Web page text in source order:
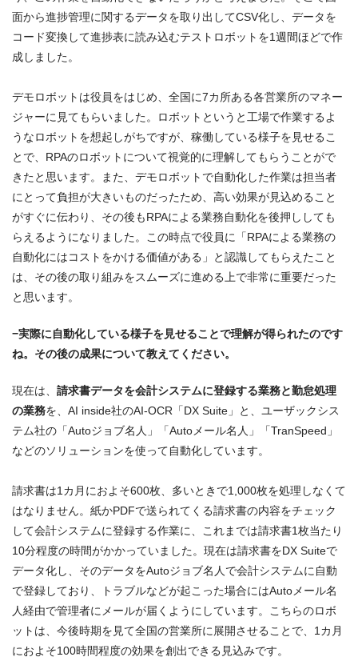
面から進捗管理に関するデータを取り出してCSV化し、データを
コード変換して進捗表に読み込むテストロボットを1週間ほどで作
成しました。
デモロボットは役員をはじめ、全国に7カ所ある各営業所のマネー
ジャーに見てもらいました。ロボットというと工場で作業するよ
うなロボットを想起しがちですが、稼働している様子を見せるこ
とで、RPAのロボットについて視覚的に理解してもらうことがで
きたと思います。また、デモロボットで自動化した作業は担当者
にとって負担が大きいものだったため、高い効果が見込めること
がすぐに伝わり、その後もRPAによる業務自動化を後押ししても
らえるようになりました。この時点で役員に「RPAによる業務の
自動化にはコストをかける価値がある」と認識してもらえたこと
は、その後の取り組みをスムーズに進める上で非常に重要だった
と思います。
−実際に自動化している様子を見せることで理解が得られたのです
ね。その後の成果について教えてください。
現在は、 請求書データを会計システムに登録する業務と勤怠処理
の業務を、AI inside社のAI-OCR「DX Suite」と、ユーザックシス
テム社の「Autoジョブ名人」「Autoメール名人」「TranSpeed」
などのソリューションを使って自動化しています。
請求書は1カ月におよそ600枚、多いときで1,000枚を処理しなくて
はなりません。紙かPDFで送られてくる請求書の内容をチェック
して会計システムに登録する作業に、これまでは請求書1枚当たり
10分程度の時間がかかっていました。現在は請求書をDX Suiteで
データ化し、そのデータをAutoジョブ名人で会計システムに自動
で登録しており、トラブルなどが起こった場合にはAutoメール名
人経由で管理者にメールが届くようにしています。こちらのロボ
ットは、今後時期を見て全国の営業所に展開させることで、1カ月
におよそ100時間程度の効果を創出できる見込みです。